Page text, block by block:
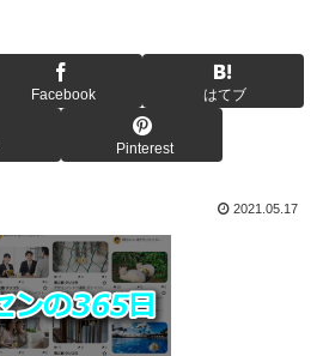
Facebook はてブ
Pinterest
2021.05.17